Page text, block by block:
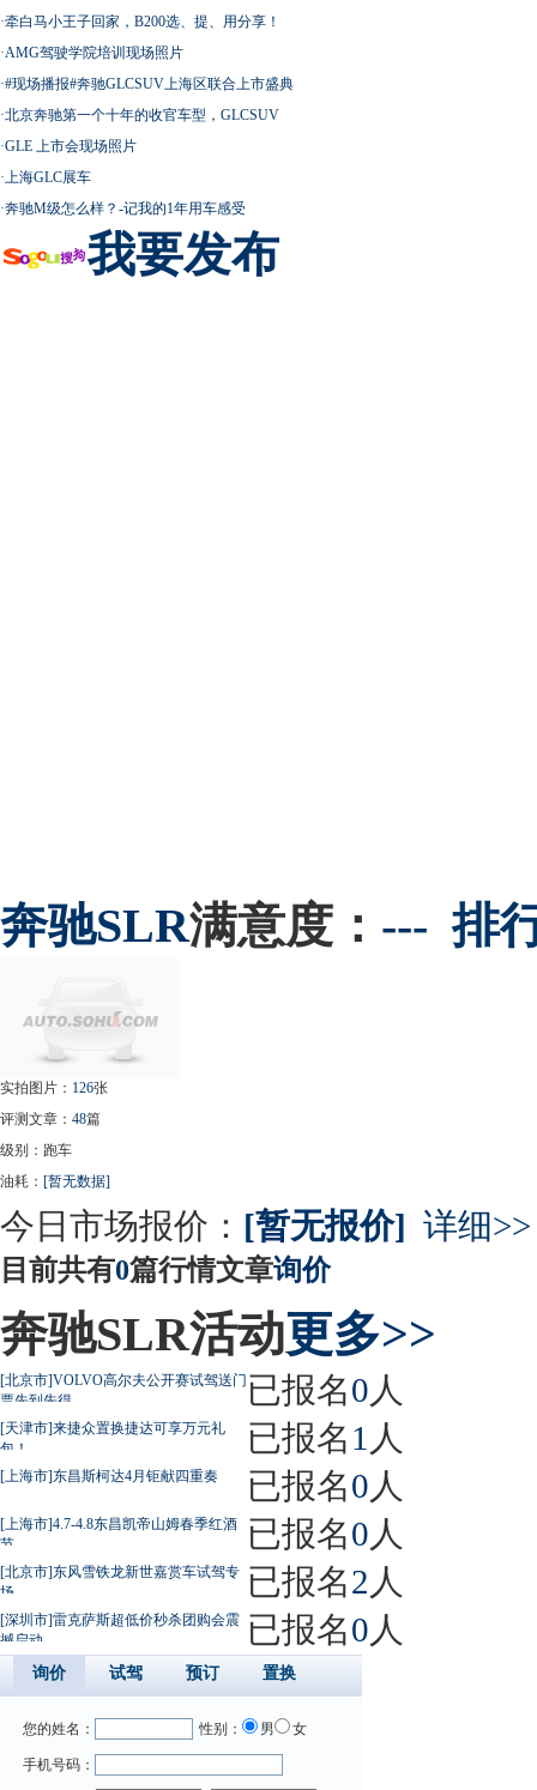
·牵白马小王子回家，B200选、提、用分享！
·AMG驾驶学院培训现场照片
·#现场播报#奔驰GLCSUV上海区联合上市盛典
·北京奔驰第一个十年的收官车型，GLCSUV
·GLE 上市会现场照片
· 上海GLC展车
·奔驰M级怎么样？-记我的1年用车感受
我要发布
奔驰SLR满意度： --- 排
实拍图片： 126张
评测文章： 48篇
级别：跑车
油耗： [暂无数据]
今日市场报价： [暂无报价] 详细>>
目前共有0篇行情文章询价
奔驰SLR活动更多>>
[北京市]VOLVO高尔夫公开赛试驾送门
票先到先得
已报名0 人
[天津市]来捷众置换捷达可享万元礼
包！
已报名1 人
[上海市]东昌斯柯达4月钜献四重奏 已报名0 人
[上海市]4.7-4.8东昌凯帝山姆春季红酒
节
已报名0 人
[北京市]东风雪铁龙新世嘉赏车试驾专
场
已报名2 人
[深圳市]雷克萨斯超低价秒杀团购会震
撼启动
已报名0 人
询价 试驾 预订 置换
您的姓名： 性别： 男 女
手机号码：